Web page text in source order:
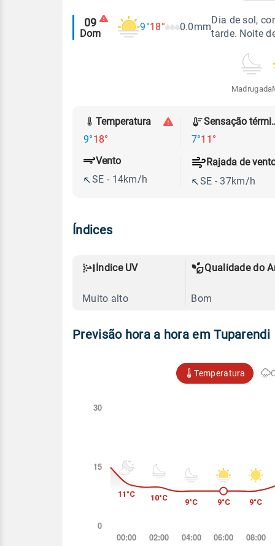
Alertas
meteorológicos
09
Dom
9°18° 0.0mm
Dia de sol,
tarde. Noite
Madrugada
Temperatura
9°18°
7°11°
Vento
SE - 14km/h
Rajada de
SE - 37km/h
Índices
Índice UV
Muito alto
Qualidade do
Bom
Previsão hora a hora em Tuparendi
Temperatura